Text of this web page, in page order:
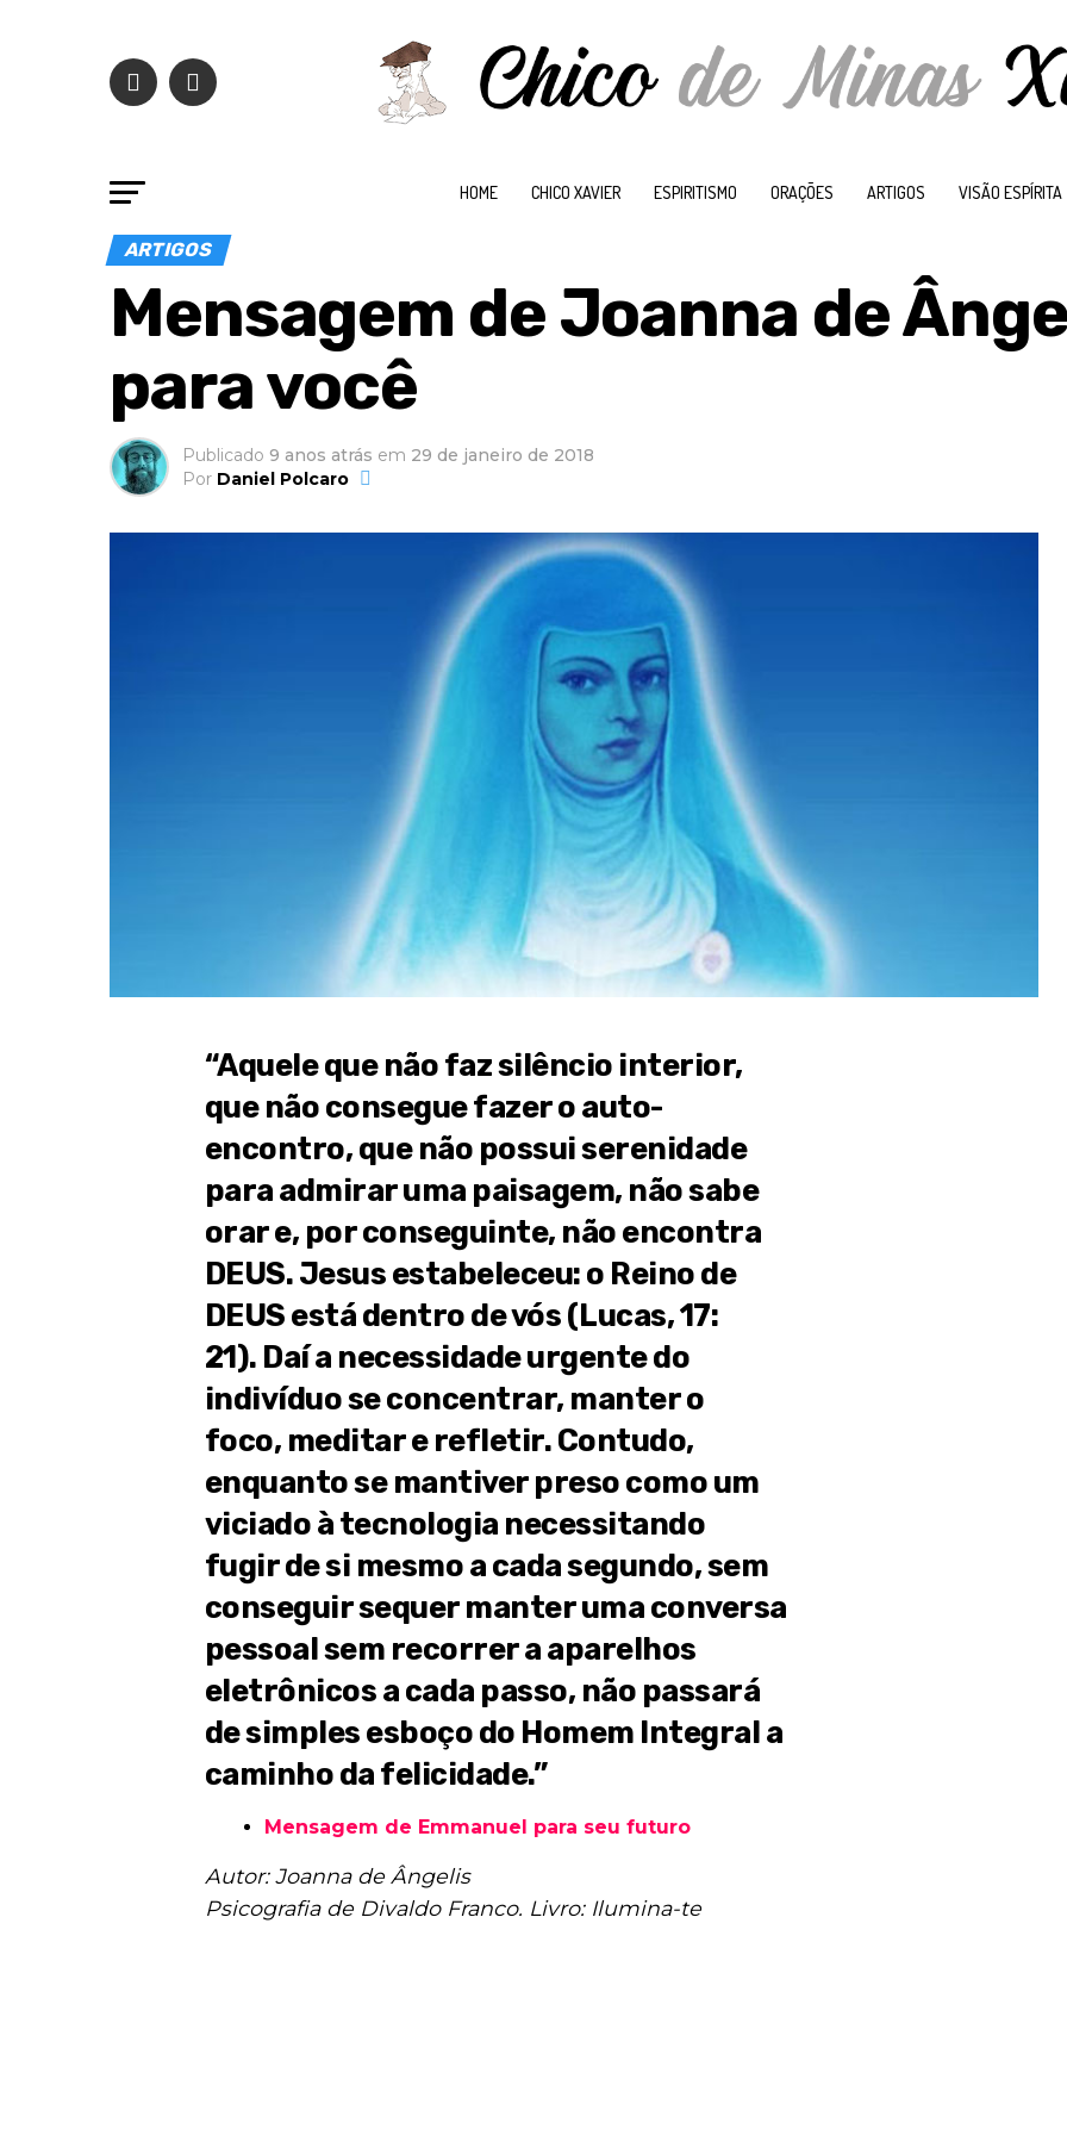
HOME CHICO XAVIER ESPIRITISMO ORAÇÕES ARTIGOS VISÃO ESPÍRITA
ARTIGOS
Mensagem de Joanna de
para você
Publicado 9 anos atrás em 29 de janeiro de 2018
Por Daniel Polcaro
“Aquele que não faz silêncio interior,
que não consegue fazer o auto-
encontro, que não possui serenidade
para admirar uma paisagem, não sabe
orar e, por conseguinte, não encontra
DEUS. Jesus estabeleceu: o Reino de
DEUS está dentro de vós (Lucas, 17:
21). Daí a necessidade urgente do
indivíduo se concentrar, manter o
foco, meditar e refletir. Contudo,
enquanto se mantiver preso como um
viciado à tecnologia necessitando
fugir de si mesmo a cada segundo, sem
conseguir sequer manter uma conversa
pessoal sem recorrer a aparelhos
eletrônicos a cada passo, não passará
de simples esboço do Homem Integral a
caminho da felicidade.”
Mensagem de Emmanuel para seu futuro
Autor: Joanna de Ângelis
Psicografia de Divaldo Franco. Livro: Ilumina-te